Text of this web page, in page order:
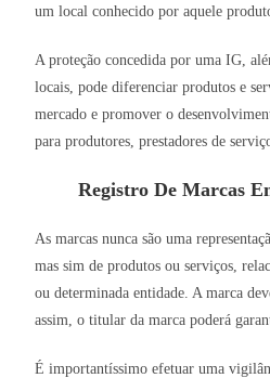
um local conhecido por aquele
A proteção concedida por uma IG,
locais, pode diferenciar produtos e
mercado e promover o
para produtores, prestadores de
Registro De Marcas
As marcas nunca são uma
mas sim de produtos ou serviços,
ou determinada entidade. A marca
assim, o titular da marca poderá
É importantíssimo efetuar uma